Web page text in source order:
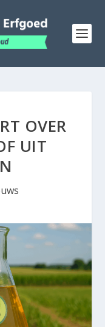
OVER
UIT